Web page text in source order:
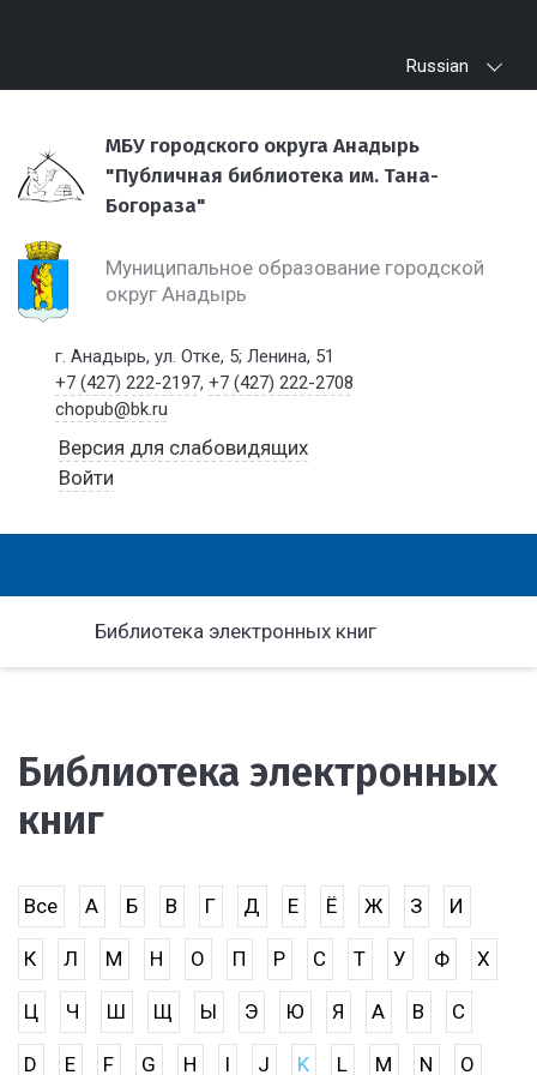
Russian
МБУ городского округа Анадырь
"Публичная библиотека им. Тана-
Богораза"
Муниципальное образование городской
округ Анадырь
г. Анадырь, ул. Отке, 5; Ленина, 51
+7 (427) 222-2197,+7 (427) 222-2708
chopub@bk.ru
Версия для слабовидящих
Войти
Библиотека электронных книг
Библиотека электронных
книг
Все А Б В Г Д Е Ё Ж З И
К Л М Н О П Р С Т У Ф Х
Ц Ч Ш Щ Ы Э Ю Я A B C
D E F G H I J K L M N O